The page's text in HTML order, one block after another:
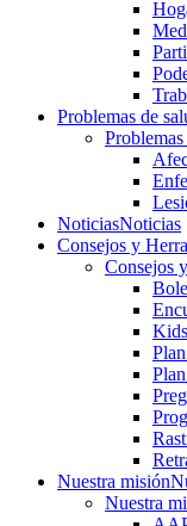
Problemas de
NoticiasNoticias
Consejos y
Consejos
Nuestra misión
Nuestra